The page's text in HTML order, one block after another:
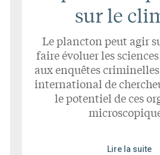
sur le
Le plancton peut agir
faire évoluer les
aux enquêtes
international de
le potentiel de ces
Lire la suite